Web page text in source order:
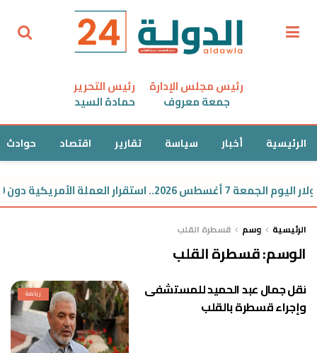
رئيس مجلس الإدارة
جمعة معروف
رئيس التحرير
حمادة السيد
الرئيسية أخبار سياسة تقارير اقتصاد حوادث
2026.. استقرار العملة الأمريكية دون 50 جنيهًا
الرئيسية وسم قسطرة القلب
الوسم:قسطرة القلب
رياضة
نقل جمال عبد الحميد للمستشفى
وإجراء قسطرة بالقلب